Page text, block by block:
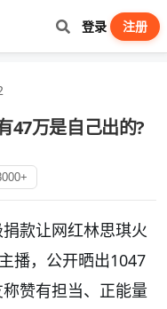
登录 注册
47万是自己出的?
款让网红林思琪火
播，公开晒出1047
赞有担当、正能量